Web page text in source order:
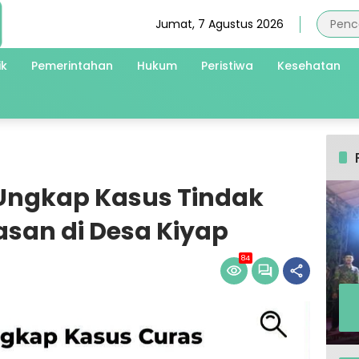
Jumat, 7 Agustus 2026
Pemerintahan Hukum Peristiwa Kesehatan
Kasus Tindak
di Desa Kiyap
84